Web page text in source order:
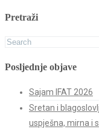
Pretraži
Posljednje objave
Sajam IFAT 2026
Sretan i
uspješna, mirna i